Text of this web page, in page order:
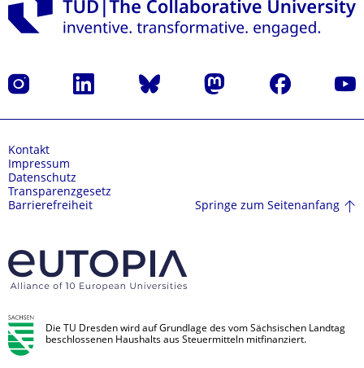
Instagram LinkedIn Bluesky Mastodon Facebook
Kontakt
Impressum
Datenschutz
Transparenzgesetz
Barrierefreiheit
Springe zum Seitenanfang
Die TU Dresden wird auf Grundlage des vom Sächsischen Landtag
beschlossenen Haushalts aus Steuermitteln mitfinanziert.